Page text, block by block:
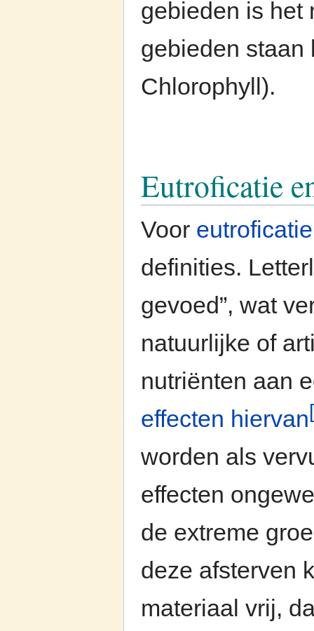
gebieden is het
gebieden staan
Chlorophyll).
Eutroficatie
Voor eutroficatie
definities.
gevoed”, wat
natuurlijke of
nutriënten aan
effecten hiervan
worden als
effecten
de extreme
deze afsterven
materiaal vrij,